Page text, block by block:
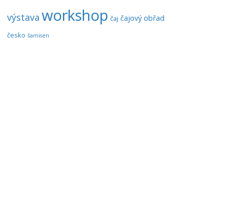
výstava workshop čaj čajový obřad
česko šamisen